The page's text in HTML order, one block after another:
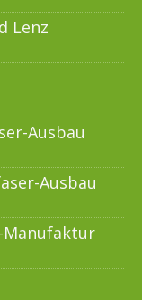
Lenz
Ausbau
Ausbau
Manufaktur